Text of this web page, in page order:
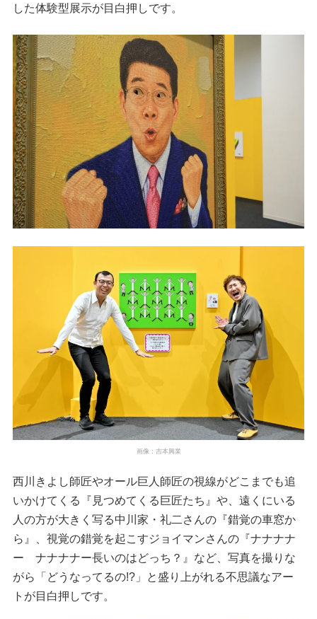
した体験型展示が目白押しです。
画像：吉本興業
西川きよし師匠やオール巨人師匠の視線がどこまでも追
いかけてくる『見つめてくる巨匠たち』や、遠くにいる
人の方が大きく写る中川家・礼二さんの『錯覚の車窓か
ら』、視覚の錯覚を起こすジョイマンさんの『ナナナナ
ー ナナナナー長いのはどっち？』など、写真を撮りな
がら「どうなってるの!?」と盛り上がれる不思議なアー
トが目白押しです。